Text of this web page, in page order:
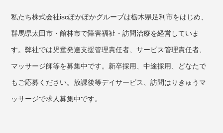
私たち株式会社iscぽかぽかグループは栃木県足利市をはじめ、
群馬県太田市・館林市で障害福祉・訪問治療を経営していま
す。弊社では児童発達支援管理責任者、サービス管理責任者、
マッサージ師等を募集中です。新卒採用、中途採用、どなたで
もご応募ください。放課後等デイサービス、訪問はりきゅうマ
ッサージで求人募集中です。